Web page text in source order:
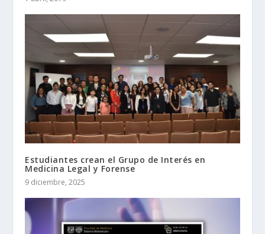
Estudiantes crean el Grupo de Interés en
Medicina Legal y Forense
9 diciembre, 2025